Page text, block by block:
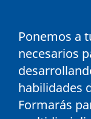
Ponemos a
necesarios
habilidades
Formarás